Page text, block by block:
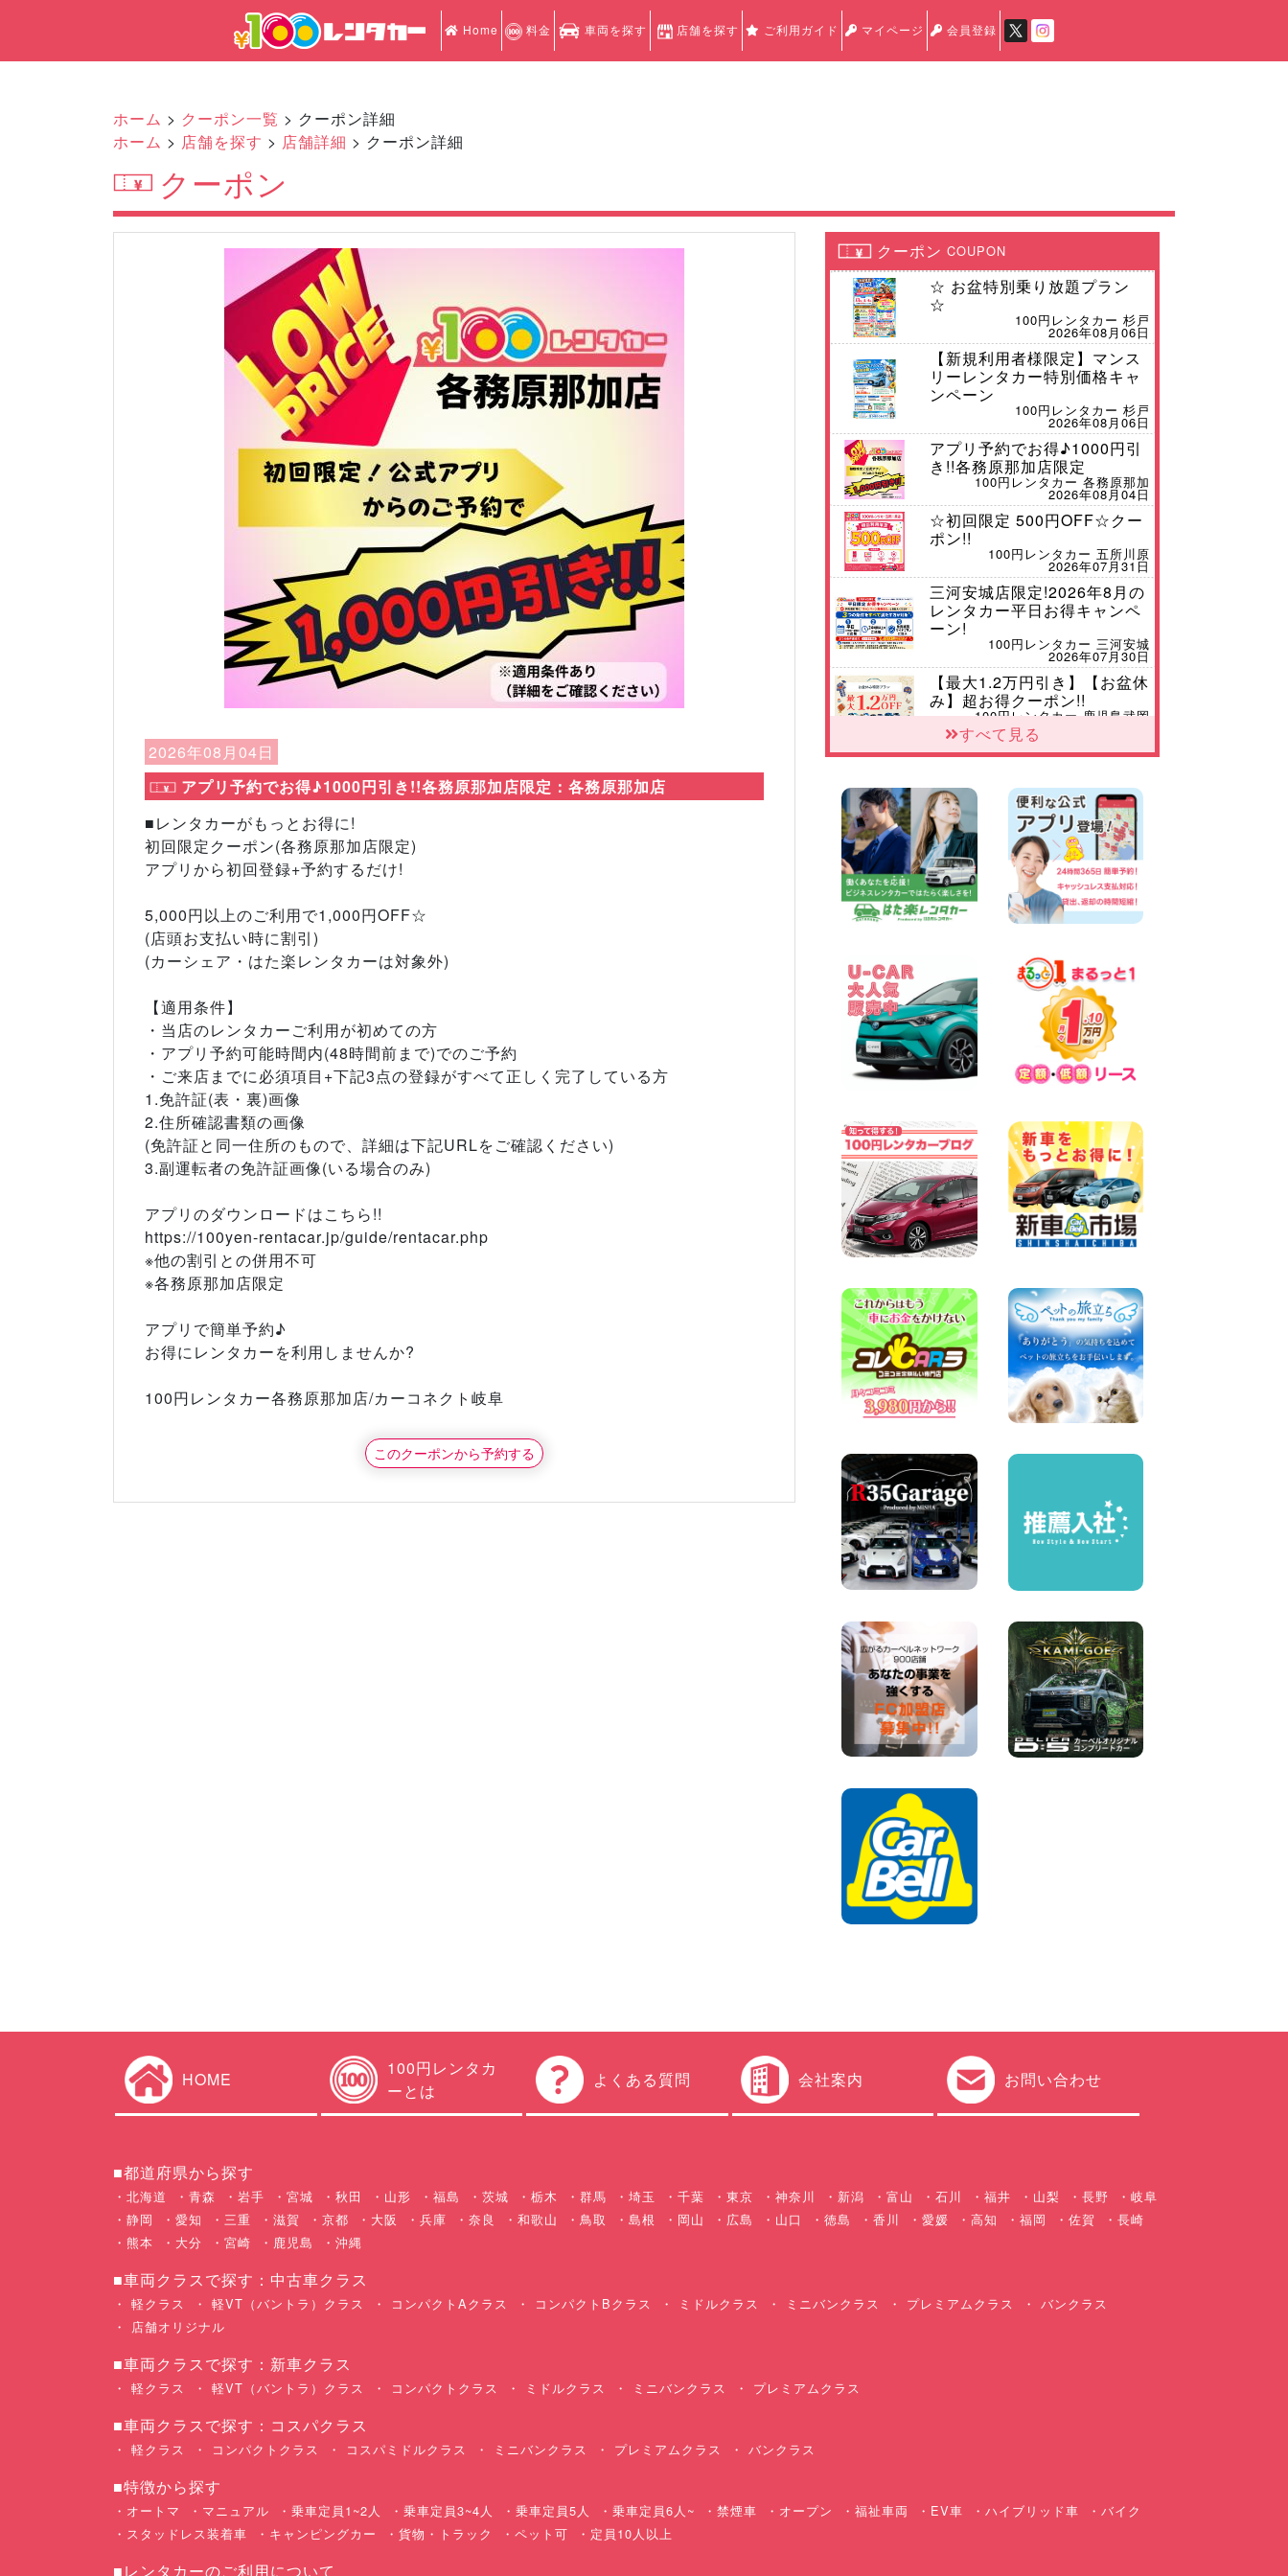
Home 料金 車両を探す 店舗を探す ご利用ガイド マイページ 会員登録
ホーム > クーポン一覧 > クーポン詳細
ホーム > 店舗を探す > 店舗詳細 > クーポン詳細
クーポン
2026年08月04日
アプリ予約でお得♪1000円引き!!各務原那加店限定：各務原那加店
■レンタカーがもっとお得に!
初回限定クーポン(各務原那加店限定)
アプリから初回登録+予約するだけ!
5,000円以上のご利用で1,000円OFF☆
(店頭お支払い時に割引)
(カーシェア・はた楽レンタカーは対象外)
【適用条件】
・当店のレンタカーご利用が初めての方
・アプリ予約可能時間内(48時間前まで)でのご予約
・ご来店までに必須項目+下記3点の登録がすべて正しく完了している方
1.免許証(表・裏)画像
2.住所確認書類の画像
(免許証と同一住所のもので、詳細は下記URLをご確認ください)
3.副運転者の免許証画像(いる場合のみ)
アプリのダウンロードはこちら!!
https://100yen-rentacar.jp/guide/rentacar.php
※他の割引との併用不可
※各務原那加店限定
アプリで簡単予約♪
お得にレンタカーを利用しませんか?
100円レンタカー各務原那加店/カーコネクト岐阜
このクーポンから予約する
クーポン COUPON
☆ お盆特別乗り放題プラン
☆
100円レンタカー 杉戸
2026年08月06日
【新規利用者様限定】マンス
リーレンタカー特別価格キャ
ンペーン
100円レンタカー 杉戸
2026年08月06日
アプリ予約でお得♪1000円引
き!!各務原那加店限定
100円レンタカー 各務原那加
2026年08月04日
☆初回限定 500円OFF☆クー
ポン!!
100円レンタカー 五所川原
2026年07月31日
三河安城店限定!2026年8月の
レンタカー平日お得キャンペ
ーン!
100円レンタカー 三河安城
2026年07月30日
【最大1.2万円引き】【お盆休
み】超お得クーポン!!
100円レンタカー 鹿児島武岡
車検証コピーDEクーポン!
2026年04月04日
敦賀駅前店限定!嶺南・嶺北地
区を巡ろう!500円OFFクーポ
ン !!
100円レンタカー 敦賀駅前
2026年01月25日
★初回利用限定★500円引き
2026年01月06日
500円OFFクーポン!!玉名中央
店
100円レンタカー 玉名中央
2021年02月25日
すべて見る
HOME
100円レンタカ
ーとは
よくある質問 会社案内 お問い合わせ
■都道府県から探す
北海道 青森 岩手 宮城 秋田 山形 福島 茨城 栃木 群馬 埼玉 千葉 東京 神奈川 新潟 富山 石川 福井 山梨 長野
岐阜
静岡
愛知 三重 滋賀 京都 大阪 兵庫 奈良 和歌山 鳥取 島根 岡山 広島 山口 徳島 香川 愛媛 高知 福岡 佐賀
長崎
熊本
大分 宮崎 鹿児島 沖縄
■車両クラスで探す：中古車クラス
軽クラス 軽VT（バントラ）クラス コンパクトAクラス コンパクトBクラス ミドルクラス ミニバンクラス プレミアムクラス
バンクラス
店舗オリジナル
■車両クラスで探す：新車クラス
軽クラス 軽VT（バントラ）クラス コンパクトクラス ミドルクラス ミニバンクラス プレミアムクラス
■車両クラスで探す：コスパクラス
軽クラス コンパクトクラス コスパミドルクラス ミニバンクラス プレミアムクラス バンクラス
■特徴から探す
オートマ マニュアル 乗車定員1~2人 乗車定員3~4人 乗車定員5人 乗車定員6人~ 禁煙車 オープン 福祉車両 EV車 ハイブリッド車
バイク
スタッドレス装着車
キャンピングカー 貨物・トラック ペット可 定員10人以上
■レンタカーのご利用について